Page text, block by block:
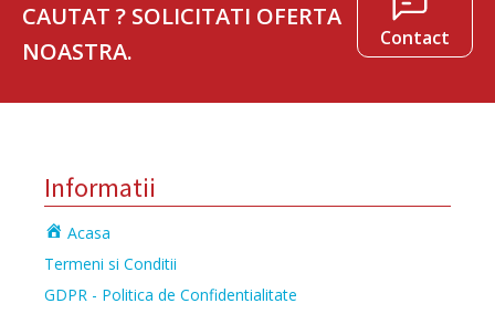
CAUTAT ? SOLICITATI OFERTA
NOASTRA.
Contact
Informatii
Acasa
Termeni si Conditii
GDPR - Politica de Confidentialitate